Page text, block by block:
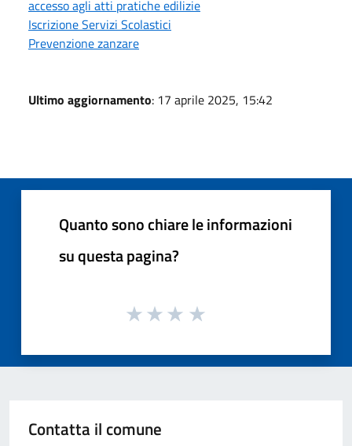
accesso agli atti pratiche edilizie
Iscrizione Servizi Scolastici
Prevenzione zanzare
Ultimo aggiornamento: 17 aprile 2025, 15:42
Quanto sono chiare le informazioni
su questa pagina?
Contatta il comune